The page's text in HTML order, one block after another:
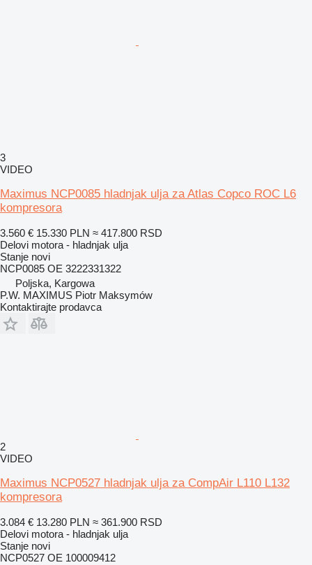
3
VIDEO
Maximus NCP0085 hladnjak ulja za Atlas Copco ROC L6
kompresora
3.560 € 15.330 PLN ≈ 417.800 RSD
Delovi motora - hladnjak ulja
Stanje novi
NCP0085 OE 3222331322
Poljska, Kargowa
P.W. MAXIMUS Piotr Maksymów
Kontaktirajte prodavca
2
VIDEO
Maximus NCP0527 hladnjak ulja za CompAir L110 L132
kompresora
3.084 € 13.280 PLN ≈ 361.900 RSD
Delovi motora - hladnjak ulja
Stanje novi
NCP0527 OE 100009412